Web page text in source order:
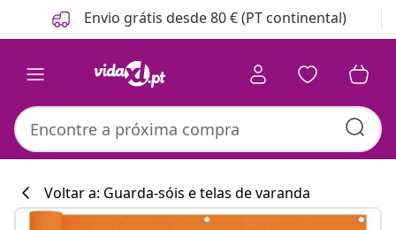
Anterior
Seguinte Envio grátis desde 80 € (PT continental)
Voltar a: Guarda-sóis e telas de varanda